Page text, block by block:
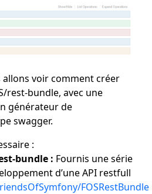
allons voir comment créer
rest-bundle, avec une
générateur de
swagger.
:
bundle : Fournis une série
d’une API restfull
FOSRestBundle